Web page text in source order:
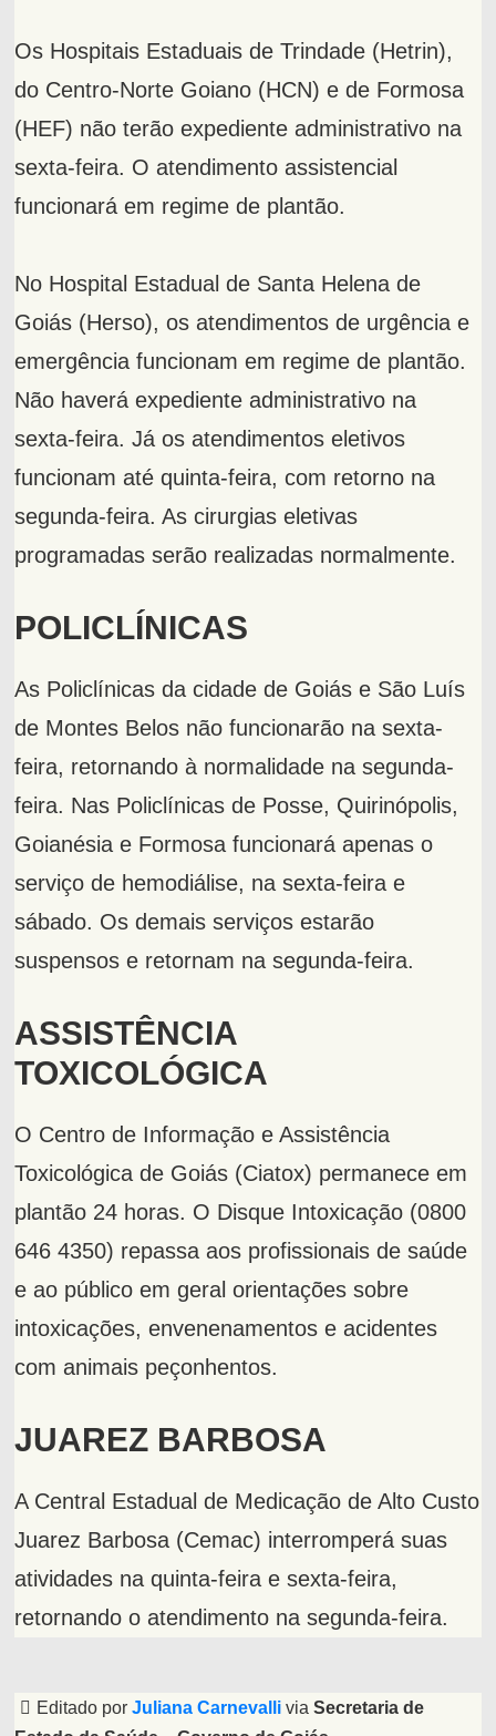
Os Hospitais Estaduais de Trindade (Hetrin),
do Centro-Norte Goiano (HCN) e de Formosa
(HEF) não terão expediente administrativo na
sexta-feira. O atendimento assistencial
funcionará em regime de plantão.
No Hospital Estadual de Santa Helena de
Goiás (Herso), os atendimentos de urgência e
emergência funcionam em regime de plantão.
Não haverá expediente administrativo na
sexta-feira. Já os atendimentos eletivos
funcionam até quinta-feira, com retorno na
segunda-feira. As cirurgias eletivas
programadas serão realizadas normalmente.
POLICLÍNICAS
As Policlínicas da cidade de Goiás e São Luís
de Montes Belos não funcionarão na sexta-
feira, retornando à normalidade na segunda-
feira. Nas Policlínicas de Posse, Quirinópolis,
Goianésia e Formosa funcionará apenas o
serviço de hemodiálise, na sexta-feira e
sábado. Os demais serviços estarão
suspensos e retornam na segunda-feira.
ASSISTÊNCIA
TOXICOLÓGICA
O Centro de Informação e Assistência
Toxicológica de Goiás (Ciatox) permanece em
plantão 24 horas. O Disque Intoxicação (0800
646 4350) repassa aos profissionais de saúde
e ao público em geral orientações sobre
intoxicações, envenenamentos e acidentes
com animais peçonhentos.
JUAREZ BARBOSA
A Central Estadual de Medicação de Alto Custo
Juarez Barbosa (Cemac) interromperá suas
atividades na quinta-feira e sexta-feira,
retornando o atendimento na segunda-feira.
Editado porJuliana Carnevalli viaSecretaria de